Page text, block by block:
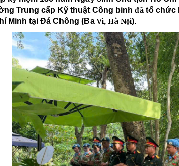
Kỹ thuật
Hậu phương quân đội
Giáo dục Quốc phòng và An ninh
Trung cấp Kỹ thuật Công binh đã tổ chức
Minh tại Đá Chông (BaVì, Hà Nội).